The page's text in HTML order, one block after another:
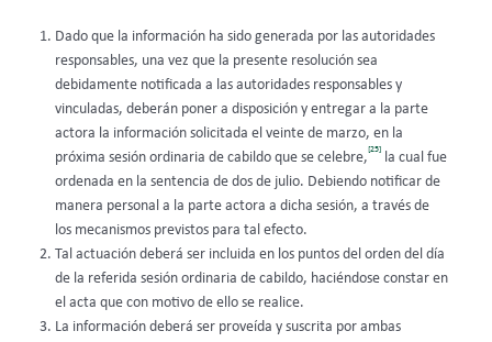
Dado que la información ha sido generada por las autoridades
responsables, una vez que la presente resolución sea
debidamente notificada a las autoridades responsables y
vinculadas, deberán poner a disposición y entregar a la parte
actora la información solicitada el veinte de marzo, en la
próxima sesión ordinaria de cabildo que se celebre,
[25]
la cual fue
ordenada en la sentencia de dos de julio. Debiendo notificar de
manera personal a la parte actora a dicha sesión, a través de
los mecanismos previstos para tal efecto.
Tal actuación deberá ser incluida en los puntos del orden del día
de la referida sesión ordinaria de cabildo, haciéndose constar en
el acta que con motivo de ello se realice.
La información deberá ser proveída y suscrita por ambas